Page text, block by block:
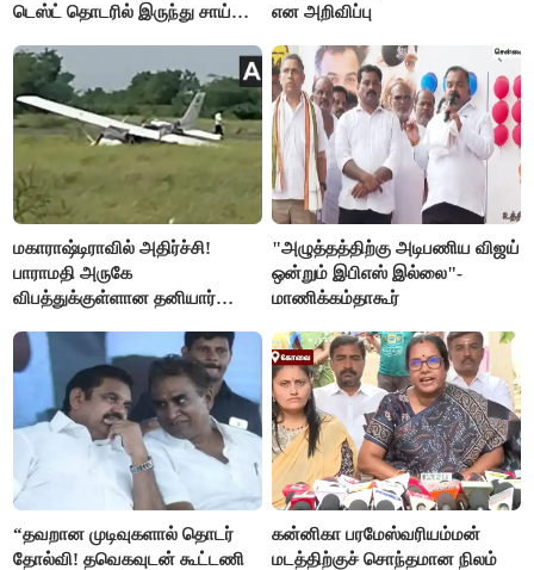
டெஸ்ட் தொடரில் இருந்து சாய்
என அறிவிப்பு
மகாராஷ்டிராவில் அதிர்ச்சி!
பாராமதி அருகே
விபத்துக்குள்ளான தனியார்
"அழுத்தத்திற்கு அடிபணிய விஜய்
ஒன்றும் இபிஎஸ் இல்லை"-
மாணிக்கம்தாகூர்
“தவறான முடிவுகளால் தொடர்
தோல்வி! தவெகவுடன் கூட்டணி
கன்னிகா பரமேஸ்வரியம்மன்
மடத்திற்குச் சொந்தமான நிலம்